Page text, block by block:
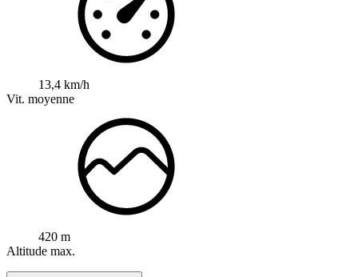
13,4 km/h
Vit. moyenne
420 m
Altitude max.